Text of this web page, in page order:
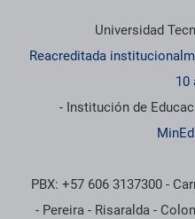
Información
Universidad
Reacreditada
10
- Institución de
PBX: +57 606 3137300 -
- Pereira - Risaralda -